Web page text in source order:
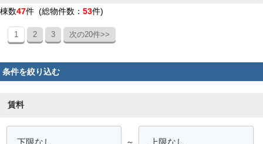
棟数47件 (総物件数： 53件)
1 2 3 次の20件>>
条件を絞り込む
賃料
～